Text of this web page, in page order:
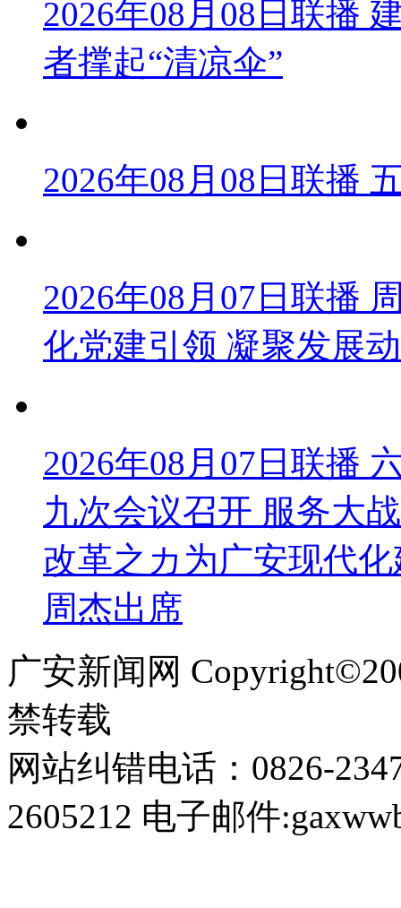
2026年08月08日联播
者撑起“清凉伞”
2026年08月08日联播
2026年08月07日联播
化党建引领 凝聚发展
2026年08月07日联播
九次会议召开 服务大
改革之カ为广安现代
周杰出席
广安新闻网
禁转载
网站纠错电话：0826-
2605212 电子邮件